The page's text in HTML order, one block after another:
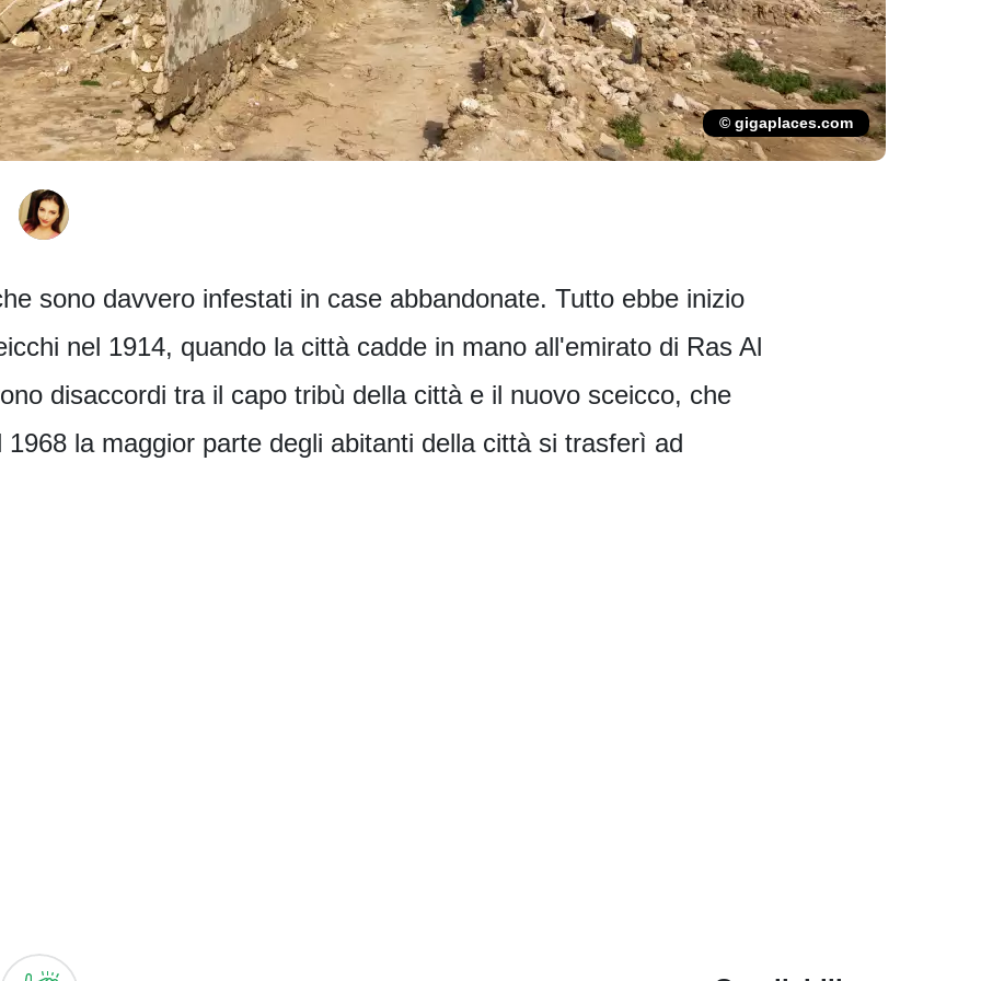
© gigaplaces.com
sono davvero infestati in case abbandonate. Tutto ebbe inizio
nel 1914, quando la città cadde in mano all'emirato di Ras Al
disaccordi tra il capo tribù della città e il nuovo sceicco, che
la maggior parte degli abitanti della città si trasferì ad